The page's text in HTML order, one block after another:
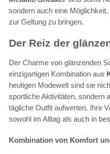
sondern auch eine
zur Geltung zu bringen.
Der Reiz der
Der Charme von glänzenden
einzigartigen Kombination aus
heutigen Modewelt sind sie
sportliche Aktivitäten, sondern
tägliche Outfit aufwerten. Ihre
sowohl im Alltag als auch in
Kombination von Komfort